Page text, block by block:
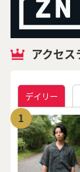
アクセス
デイリー
1